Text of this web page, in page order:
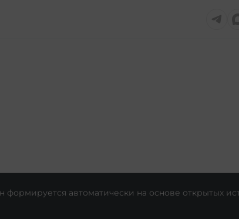
автоматически на основе открытых